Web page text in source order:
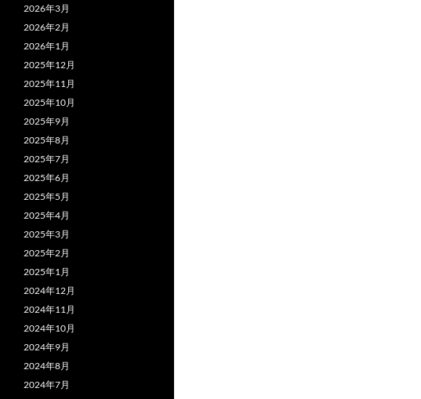
2026年3月
2026年2月
2026年1月
2025年12月
2025年11月
2025年10月
2025年9月
2025年8月
2025年7月
2025年6月
2025年5月
2025年4月
2025年3月
2025年2月
2025年1月
2024年12月
2024年11月
2024年10月
2024年9月
2024年8月
2024年7月